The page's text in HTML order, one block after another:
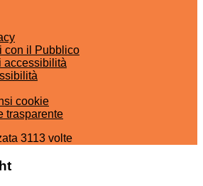
con il Pubblico
accessibilità
cookie
trasparente
3113 volte